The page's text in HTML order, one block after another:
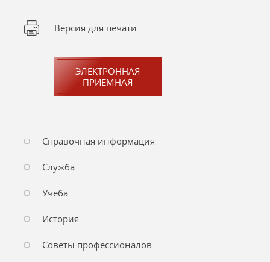
Версия для печати
ЭЛЕКТРОННАЯ
ПРИЕМНАЯ
Справочная информация
Служба
Учеба
История
Советы профессионалов